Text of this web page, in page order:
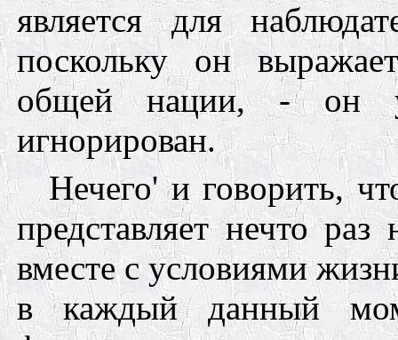
является для
поскольку он
общей нации, - он
игнорирован.
Нечего'и говорить,
представляет нечто раз
вместе с условиями
в каждый данный